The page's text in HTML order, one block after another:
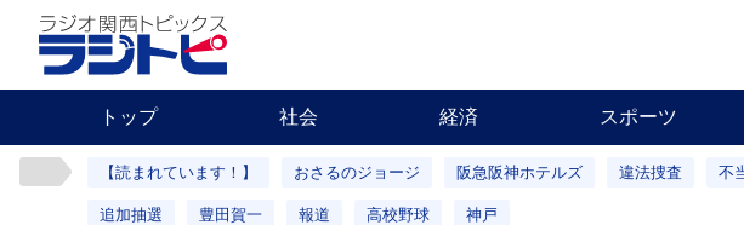
トップ 社会 経済 スポーツ
【読まれています！】 おさるのジョージ 阪急阪神ホテルズ 違法捜査 不
追加抽選 豊田賀一 報道 高校野球 神戸